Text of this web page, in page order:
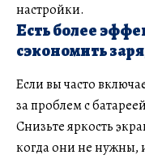
настройки.
Есть более
сэкономить
Если вы часто
за проблем с
Снизьте яркость
когда они не нужны,